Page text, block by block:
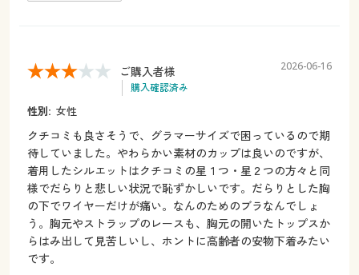
ご購入者様
購入確認済み
2026-06-16
性別: 女性
クチコミも良さそうで、グラマーサイズで困っているので期
待していました。やわらかい素材のカップは良いのですが、
着用したシルエットはクチコミの星１つ・星２つの方々と同
様でだらりと悲しい状況で恥ずかしいです。だらりとした胸
の下でワイヤーだけが痛い。なんのためのブラなんでしょ
う。胸元やストラップのレースも、胸元の開いたトップスか
らはみ出して見苦しいし、ホントに高齢者の安物下着みたい
です。